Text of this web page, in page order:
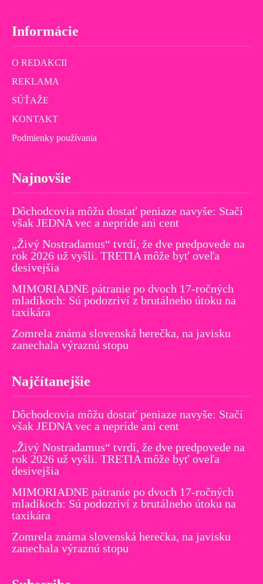
Informácie
O REDAKCII
REKLAMA
SÚŤAŽE
KONTAKT
Podmienky používania
Najnovšie
Dôchodcovia môžu dostať peniaze navyše: Stačí
však JEDNA vec a nepríde ani cent
„Živý Nostradamus“ tvrdí, že dve predpovede na
rok 2026 už vyšli. TRETIA môže byť oveľa
desivejšia
MIMORIADNE pátranie po dvoch 17-ročných
mladíkoch: Sú podozriví z brutálneho útoku na
taxikára
Zomrela známa slovenská herečka, na javisku
zanechala výraznú stopu
Najčítanejšie
Dôchodcovia môžu dostať peniaze navyše: Stačí
však JEDNA vec a nepríde ani cent
„Živý Nostradamus“ tvrdí, že dve predpovede na
rok 2026 už vyšli. TRETIA môže byť oveľa
desivejšia
MIMORIADNE pátranie po dvoch 17-ročných
mladíkoch: Sú podozriví z brutálneho útoku na
taxikára
Zomrela známa slovenská herečka, na javisku
zanechala výraznú stopu